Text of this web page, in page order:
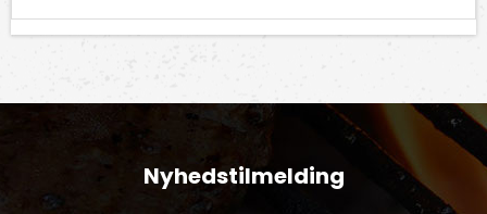
Nyhedstilmelding